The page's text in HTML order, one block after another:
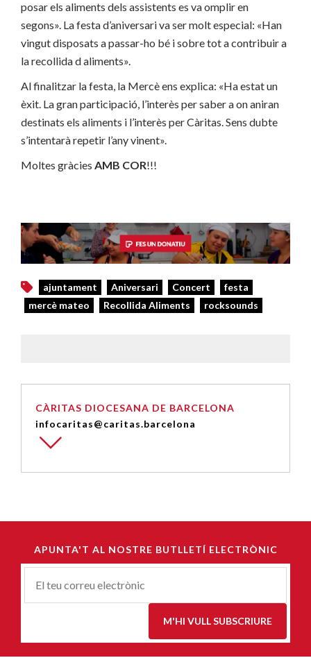
posar els aliments dels assistents es va omplir en
segons». La festa d’aniversari va ser molt especial: «Han
vingut disposats a passar-ho bé i sobre tot a contribuir a
la recollida d aliments».
Al finalitzar la festa, la Mercè ens explica: «Ha estat un
èxit. La gran participació, l’interès per saber a on aniran
destinats els aliments i l’interès per Càritas. Sens dubte
s’intentarà repetir l’any vinent».
Moltes gràcies AMB COR!!!
ajuntament Aniversari Concert
festa
mercè mateo
Recollida Aliments rocksounds
CÀRITAS DIOCESANA DE BARCELONA
infocaritas@caritas.barcelona
APUNTA'T AL NOSTRE BUTLLETÍ ELECTRÒNIC
Correu-
M'HI VULL SUBSCRIURE